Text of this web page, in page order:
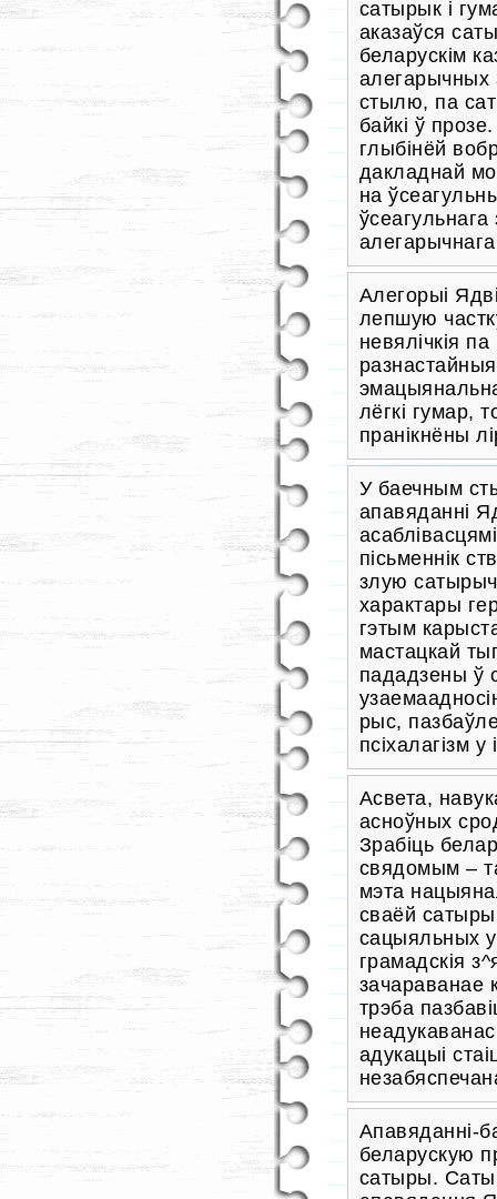
сатырык і
аказаўся
беларускім
алегарычных
стылю, па
байкі ў
глыбінёй
дакладнай
на
Алегорыі
лепшую
невялічкія
лёгкі гумар,
пранікнёны
У баечным
апавяданні
пісьменнік
злую
характары
гэтым
мастацкай
пададзены ў
рыс,
псіхалагізм
Асвета,
асноўных
Зрабіць
свядомым –
мэта
сваёй сатыры
сацыяльных
грамадскія
зачараванае
трэба
адукацыі
Апавяданні-
беларускую
сатыры.